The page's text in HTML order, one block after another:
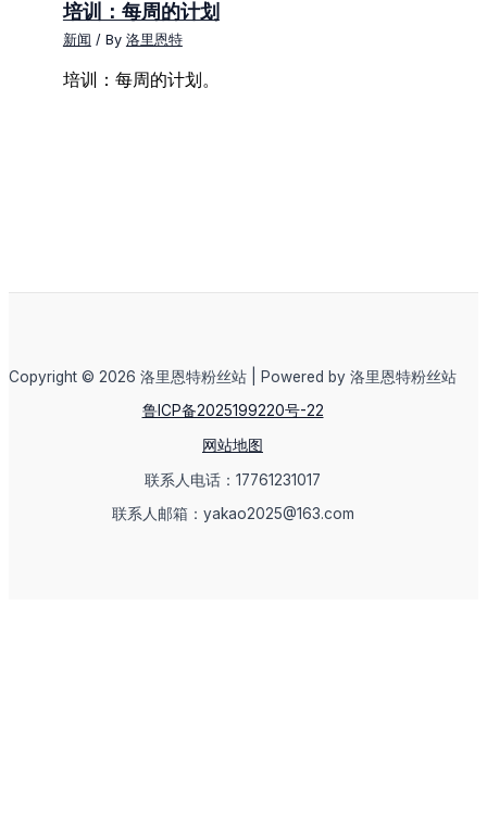
培训：每周的计划
新闻 / By 洛里恩特
培训：每周的计划。
Copyright © 2026 洛里恩特粉丝站 | Powered by 洛里恩特粉丝站
鲁ICP备2025199220号-22
网站地图
联系人电话：17761231017
联系人邮箱：yakao2025@163.com